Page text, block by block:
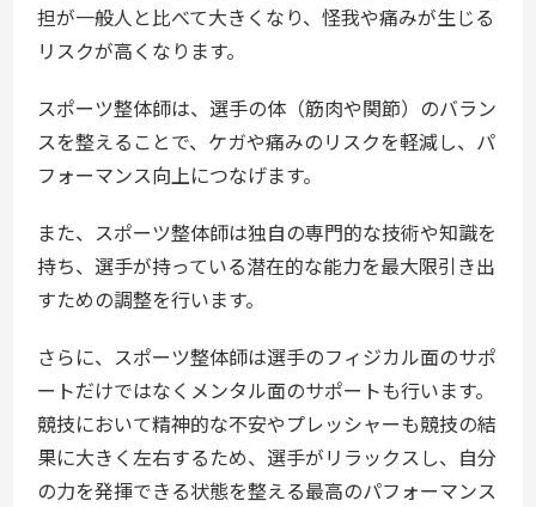
担が一般人と比べて大きくなり、怪我や痛みが生じる
リスクが高くなります。
スポーツ整体師は、選手の体（筋肉や関節）のバラン
スを整えることで、ケガや痛みのリスクを軽減し、パ
フォーマンス向上につなげます。
また、スポーツ整体師は独自の専門的な技術や知識を
持ち、選手が持っている潜在的な能力を最大限引き出
すための調整を行います。
さらに、スポーツ整体師は選手のフィジカル面のサポ
ートだけではなくメンタル面のサポートも行います。
競技において精神的な不安やプレッシャーも競技の結
果に大きく左右するため、選手がリラックスし、自分
の力を発揮できる状態を整える最高のパフォーマンス